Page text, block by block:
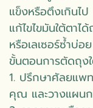
แข็งหรือตึงเกินไป
แก้ไขไขมันใต้ตาไ
หรือเลเซอร์ซ้ำบ่อ
ขั้นตอนการตัดถุง
1. ปรึกษาศัลยแพ
คุณ และวางแผน